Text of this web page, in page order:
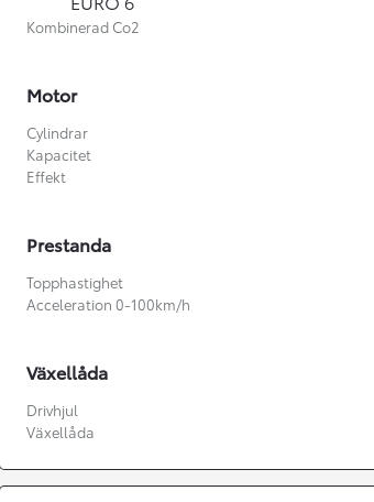
Från 360 900 kr
Från 3 548 kr/mån
Kombinerad Co2
Motor
Cylindrar
Kapacitet
Effekt
Prestanda
Topphastighet
Acceleration 0-100km/h
Växellåda
Drivhjul
Växellåda